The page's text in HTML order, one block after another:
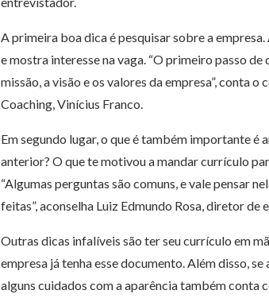
A primeira boa dica é pesquisar sobre a
e mostra interesse na vaga. “O primeiro passo
missão, a visão e os valores da empresa”, conta
Coaching, Vinícius Franco.
Em segundo lugar, o que é também importante é
anterior? O que te motivou a mandar currículo
“Algumas perguntas são comuns, e vale pensar
feitas”, aconselha Luiz Edmundo Rosa, diretor
Outras dicas infalíveis são ter seu currículo em
empresa já tenha esse documento. Além disso,
alguns cuidados com a aparência também conta